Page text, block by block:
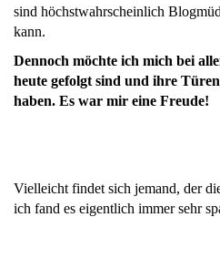
sind höchstwahrscheinlich
kann.
Dennoch möchte ich mich bei
heute gefolgt sind und ihre
haben. Es war mir eine Freude!
Vielleicht findet sich jemand, der
ich fand es eigentlich immer sehr